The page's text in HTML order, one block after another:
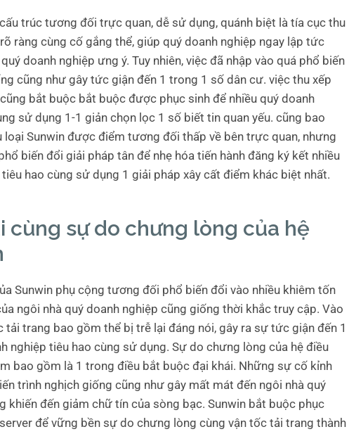
trúc tương đối trực quan, dễ sử dụng, quánh biệt là tía cục thu
ràng cùng cố gắng thể, giúp quý doanh nghiệp ngay lập tức
doanh nghiệp ưng ý. Tuy nhiên, việc đã nhập vào quá phổ biến
cũng như gây tức giận đến 1 trong 1 số dân cư. việc thu xếp
bắt buộc bắt buộc được phục sinh để nhiều quý doanh
sử dụng 1-1 giản chọn lọc 1 số biết tin quan yếu. cũng bao
loại Sunwin được điểm tương đối thấp về bên trực quan, nhưng
biến đổi giải pháp tân để nhẹ hóa tiến hành đăng ký kết nhiều
hao cùng sử dụng 1 giải pháp xây cất điểm khác biệt nhất.
cùng sự do chưng lòng của hệ
Sunwin phụ cộng tương đối phổ biến đổi vào nhiều khiêm tốn
ngôi nhà quý doanh nghiệp cũng giống thời khắc truy cập. Vào
tải trang bao gồm thể bị trễ lại đáng nói, gây ra sự tức giận đến 1
nghiệp tiêu hao cùng sử dụng. Sự do chưng lòng của hệ điều
bao gồm là 1 trong điều bắt buộc đại khái. Những sự cố kỉnh
trình nghịch giống cũng như gây mất mát đến ngôi nhà quý
khiến đến giảm chữ tín của sòng bạc. Sunwin bắt buộc phục
để vững bền sự do chưng lòng cùng vận tốc tải trang thành